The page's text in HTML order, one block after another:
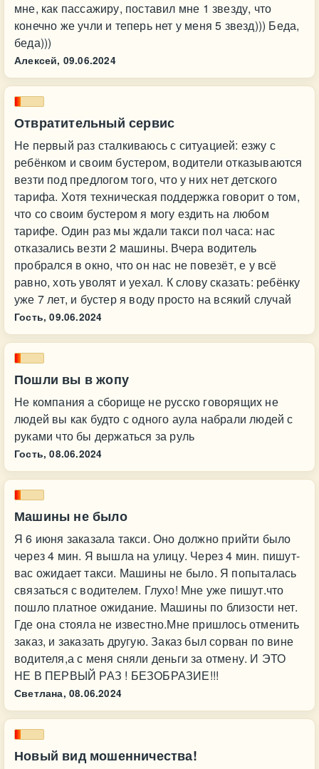
мне, как пассажиру, поставил мне 1 звезду, что
конечно же учли и теперь нет у меня 5 звезд))) Беда,
беда)))
Алексей, 09.06.2024
Отвратительный сервис
Не первый раз сталкиваюсь с ситуацией: езжу с
ребёнком и своим бустером, водители отказываются
везти под предлогом того, что у них нет детского
тарифа. Хотя техническая поддержка говорит о том,
что со своим бустером я могу ездить на любом
тарифе. Один раз мы ждали такси пол часа: нас
отказались везти 2 машины. Вчера водитель
пробрался в окно, что он нас не повезёт, е у всё
равно, хоть уволят и уехал. К слову сказать: ребёнку
уже 7 лет, и бустер я воду просто на всякий случай
Гость, 09.06.2024
Пошли вы в жопу
Не компания а сборище не русско говорящих не
людей вы как будто с одного аула набрали людей с
руками что бы держаться за руль
Гость, 08.06.2024
Машины не было
Я 6 июня заказала такси. Оно должно прийти было
через 4 мин. Я вышла на улицу. Через 4 мин. пишут-
вас ожидает такси. Машины не было. Я попыталась
связаться с водителем. Глухо! Мне уже пишут.что
пошло платное ожидание. Машины по близости нет.
Где она стояла не известно.Мне пришлось отменить
заказ, и заказать другую. Заказ был сорван по вине
водителя,а с меня сняли деньги за отмену. И ЭТО
НЕ В ПЕРВЫЙ РАЗ ! БЕЗОБРАЗИЕ!!!
Светлана, 08.06.2024
Новый вид мошенничества!